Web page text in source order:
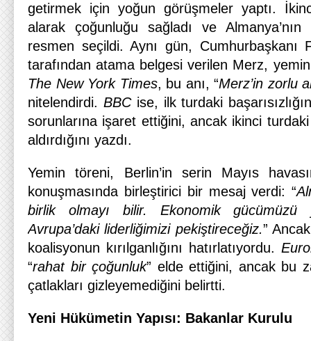
getirmek için yoğun görüşmeler yaptı.
alarak çoğunluğu sağladı ve
resmen seçildi. Aynı gün, Cumhurbaşkanı
tarafından atama belgesi verilen Merz,
The New York Times, bu anı, “Merz’in zorlu
nitelendirdi. BBCise, ilk turdaki
sorunlarına işaret ettiğini, ancak ikinci turdaki
aldırdığını yazdı.
Yemin töreni, Berlin’in serin Mayıs
konuşmasında birleştirici bir mesaj verdi: “
birlik olmayı bilir. Ekonomik gücümüzü
Avrupa’daki liderliğimizi pekiştireceğiz.”
koalisyonun kırılganlığını hatırlatıyordu.
“rahat bir çoğunluk” elde ettiğini, ancak bu
çatlakları gizleyemediğini belirtti.
Yeni Hükümetin Yapısı: Bakanlar Kurulu